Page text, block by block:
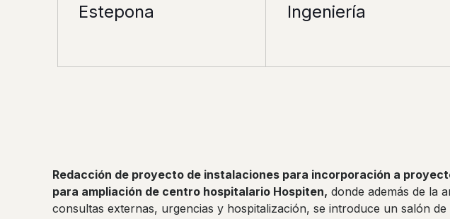
Estepona Ingeniería
Redacción de proyecto de instalaciones para incorporación a
para ampliación de centro hospitalario Hospiten, donde además de la
consultas externas, urgencias y hospitalización, se introduce un salón